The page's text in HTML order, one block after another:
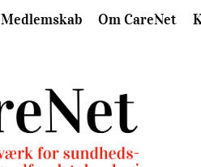
Medlemskab Om CareNet